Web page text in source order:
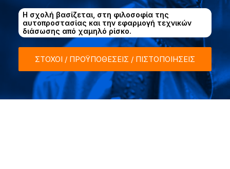
Η σχολή βασίζεται, στη φιλοσοφία της
αυτοπροστασίας και την εφαρμογή τεχνικών
διάσωσης από χαμηλό ρίσκο.
ΣΤΟΧΟΙ / ΠΡΟΫΠΟΘΕΣΕΙΣ / ΠΙΣΤΟΠΟΙΗΣΕΙΣ